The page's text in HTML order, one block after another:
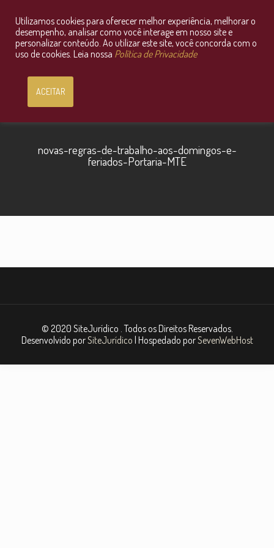
Consultoria Jurídica OnLine
novas-regras-de-trabalho-aos-domingos-e-
feriados-Portaria-MTE
© 2020 SiteJurídico . Todos os Direitos Reservados.
Desenvolvido porSiteJurídico | Hospedado porSevenWebHost
Utilizamos cookies para oferecer melhor experiência, melhorar o
desempenho, analisar como você interage em nosso site e
personalizar conteúdo. Ao utilizar este site, você concorda com o
uso de cookies. Leia nossa Política de Privacidade
ACEITAR